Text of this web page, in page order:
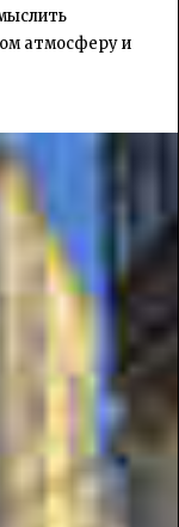
атмосферу и